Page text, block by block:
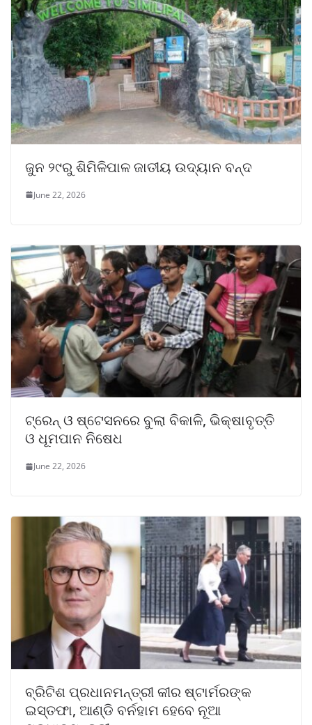
ଜୁନ ୨୯ରୁ ଶିମିଳିପାଳ ଜାତୀୟ ଉଦ୍ୟାନ ବନ୍ଦ
June 22, 2026
ଟ୍ରେନ୍ ଓ ଷ୍ଟେସନରେ ବୁଲା ବିକାଳି, ଭିକ୍ଷାବୃତ୍ତି
ଓ ଧୂମପାନ ନିଷେଧ
June 22, 2026
ବ୍ରିଟିଶ ପ୍ରଧାନମନ୍ତ୍ରୀ କୀର ଷ୍ଟାର୍ମରଙ୍କ
ଇସ୍ତଫା, ଆଣ୍ଡି ବର୍ନହାମ ହେବେ ନୂଆ